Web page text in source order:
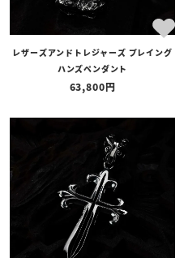
レザーズアンドトレジャーズ プレイング
ハンズペンダント
63,800